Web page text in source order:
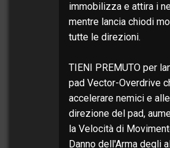
immobilizza e attira i
mentre lancia chiodi
tutte le direzioni.
TIENI PREMUTO per
pad Vector-Overdrive
accelerare nemici e
direzione del pad,
la Velocità di
Danno dell'Arma degli